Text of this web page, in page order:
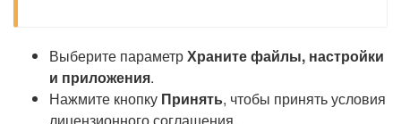
Выберите параметрХраните файлы, настройки
и приложения.
Нажмите кнопку Принять, чтобы принять условия